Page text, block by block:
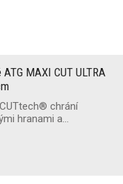
MAXI CUT ULTRA
chrání
hranami a…